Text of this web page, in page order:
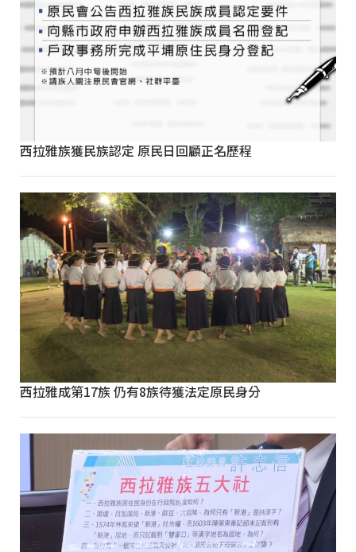
西拉雅族獲民族認定 原民日回顧正名歷程
西拉雅成第17族 仍有8族待獲法定原民身分